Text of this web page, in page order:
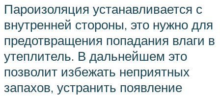
Пароизоляция устанавливается с
внутренней стороны, это нужно для
предотвращения попадания влаги в
утеплитель. В дальнейшем это
позволит избежать неприятных
запахов, устранить появление